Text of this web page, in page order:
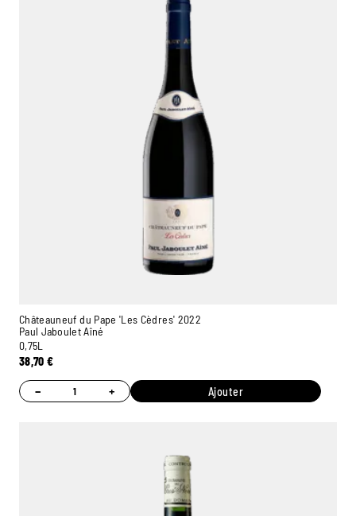
Châteauneuf du Pape 'Les Cèdres' 2022
Paul Jaboulet Aîné
0,75L
38,70€
− + Ajouter